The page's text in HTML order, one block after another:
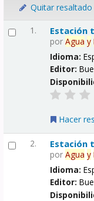
Quitar resaltado
1. Estación
porAgua y
Idioma:
Editor:
Hacer
2. Estación
porAgua y
Idioma:
Editor: